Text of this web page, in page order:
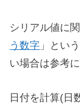
シリアル値に
う数字 」とい
い場合は参考
日付を計算(日